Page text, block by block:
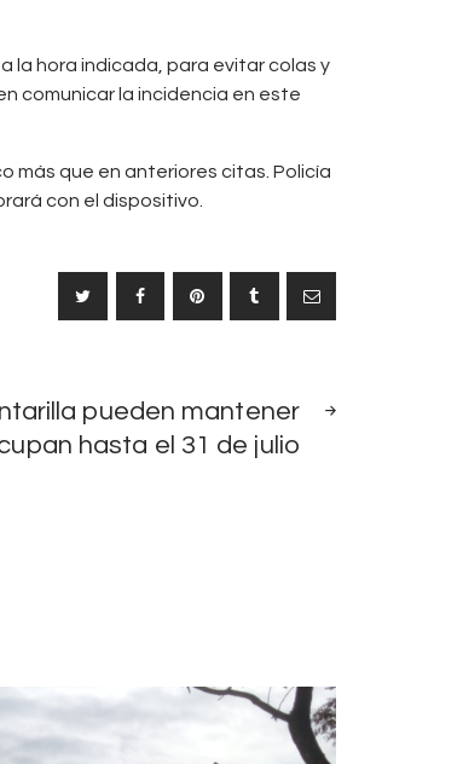
la hora indicada, para evitar colas y
comunicar la incidencia en este
más que en anteriores citas. Policía
con el dispositivo.
NOTICIA
pueden mantener
hasta el 31 de julio